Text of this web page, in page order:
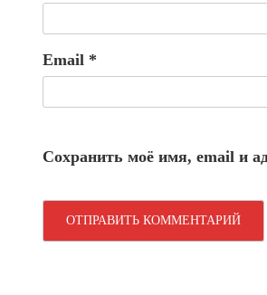
Email *
Сохранить моё имя, email и